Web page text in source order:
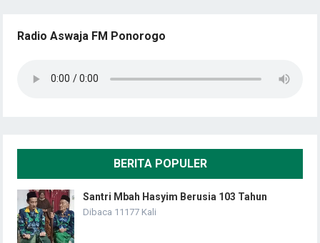
Radio Aswaja FM Ponorogo
BERITA POPULER
Santri Mbah Hasyim Berusia 103 Tahun
Dibaca 11177 Kali